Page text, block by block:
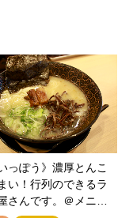
っぽう》濃厚とんこ
い！行列のできるラ
さんです。＠メニ…